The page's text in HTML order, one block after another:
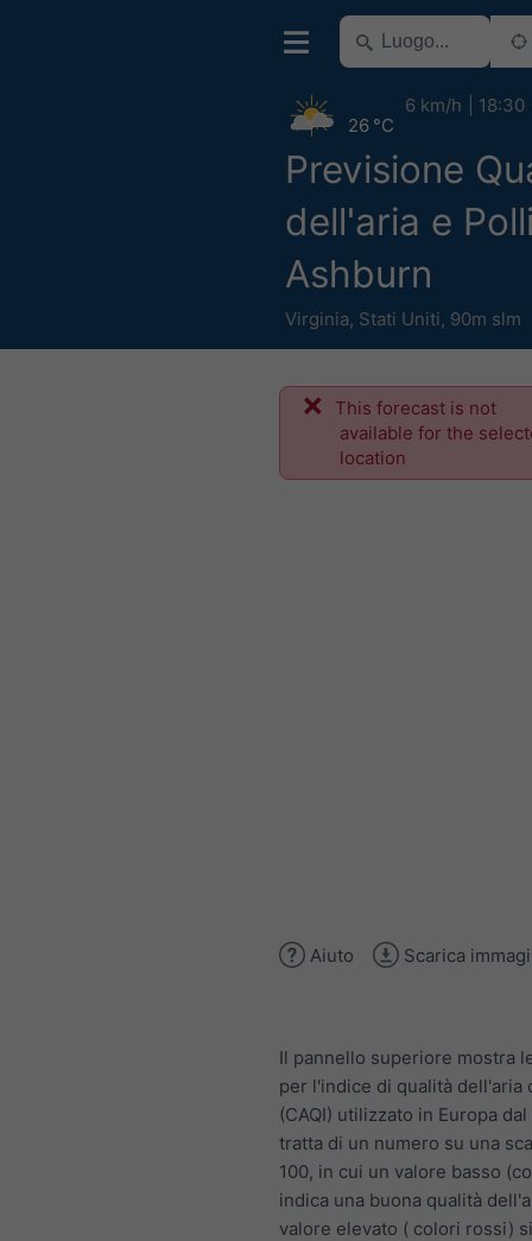
Previsione
dell'aria e
Ashburn
Virginia, Stati Uniti, 90m slm
26 °C
6 km/h 18:30
This forecast is not
available for the
location
Aiuto Scarica
Il pannello superiore mostra
per l'indice di qualità dell'aria
(CAQI) utilizzato in Europa
tratta di un numero su una
100, in cui un valore basso
indica una buona qualità
valore elevato ( colori rossi)